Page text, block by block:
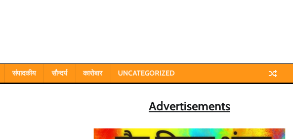
संपादकीय सौन्दर्य कारोबार UNCATEGORIZED
Advertisements